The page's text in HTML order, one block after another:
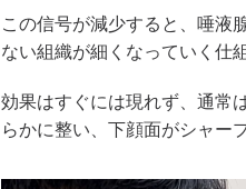
この信号が減少すると、唾液
ない組織が細くなっていく仕
効果はすぐには現れず、通常
らかに整い、下顔面がシャー